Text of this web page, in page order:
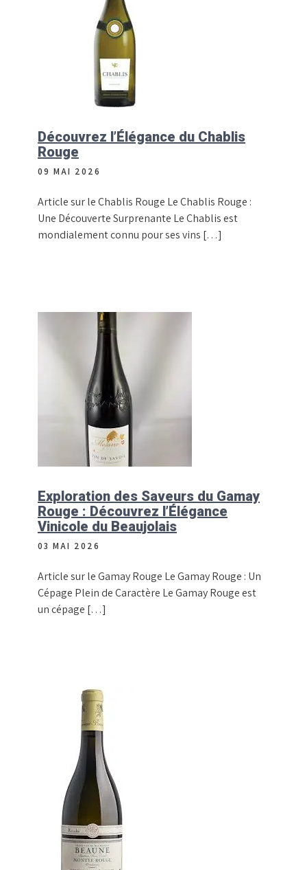
Découvrez l’Élégance du Chablis
Rouge
09 MAI 2026
Article sur le Chablis Rouge Le Chablis Rouge :
Une Découverte Surprenante Le Chablis est
mondialement connu pour ses vins […]
Exploration des Saveurs du Gamay
Rouge : Découvrez l’Élégance
Vinicole du Beaujolais
03 MAI 2026
Article sur le Gamay Rouge Le Gamay Rouge : Un
Cépage Plein de Caractère Le Gamay Rouge est
un cépage […]